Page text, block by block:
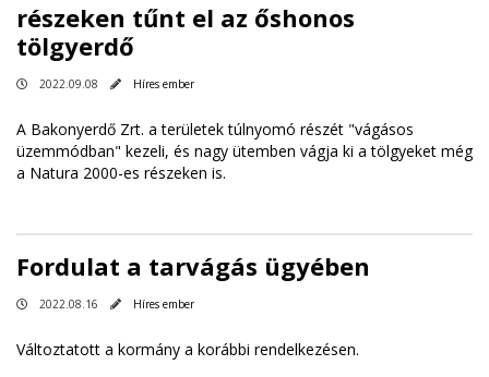
részeken tűnt el az őshonos
tölgyerdő
2022.09.08 Híres ember
A Bakonyerdő Zrt. a területek túlnyomó részét "vágásos
üzemmódban" kezeli, és nagy ütemben vágja ki a tölgyeket még
a Natura 2000-es részeken is.
Fordulat a tarvágás ügyében
2022.08.16 Híres ember
Változtatott a kormány a korábbi rendelkezésen.